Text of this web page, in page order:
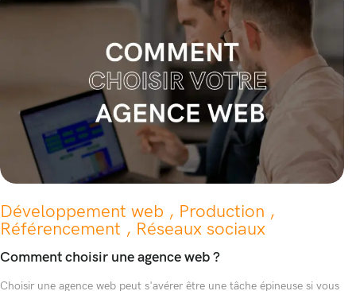
Développement web , Production ,
Référencement , Réseaux sociaux
Comment choisir une agence web ?
Choisir une agence web peut s'avérer être une tâche épineuse si vous